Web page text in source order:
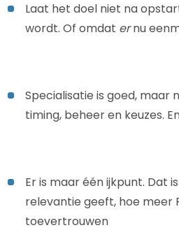
Laat het doel niet na
wordt. Of omdat ernu
Specialisatie is goed, maar
timing, beheer en keuzes.
Er is maar één ijkpunt. Dat
relevantie geeft, hoe meer
toevertrouwen